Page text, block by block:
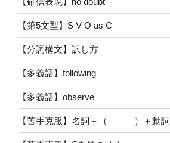
【第5文型】S V O as C
【分詞構文】訳し方
【多義語】following
【多義語】observe
【苦手克服】名詞＋（ ）＋動詞